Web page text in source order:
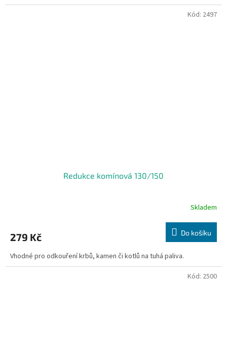
Redukce komínová 130/150
Skladem
279 Kč Do košíku
Vhodné pro odkouření krbů, kamen či kotlů na tuhá paliva.
Kód: 2497
Kód: 2500